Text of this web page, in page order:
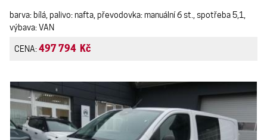
barva: bílá, palivo: nafta, převodovka: manuální 6 st., spotřeba 5,1,
výbava: VAN
CENA:497 794 Kč